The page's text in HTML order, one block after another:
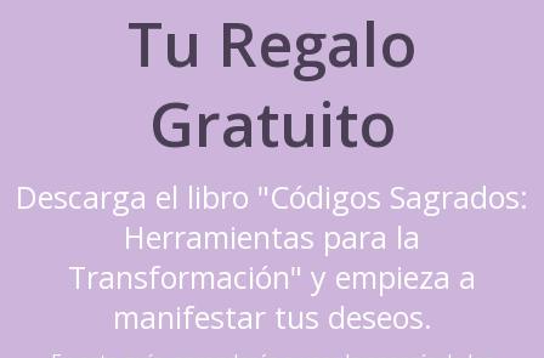
Tu Regalo
Gratuito
Descarga el libro "Códigos Sagrados:
Herramientas para la
Transformación" y empieza a
manifestar tus deseos.